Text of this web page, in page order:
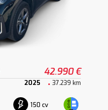
42.990 €
2025 37.239 km
150 cv